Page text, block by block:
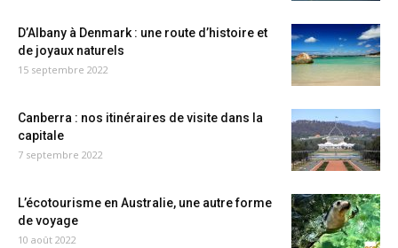
D’Albany à Denmark : une route d’histoire et
de joyaux naturels
15 septembre 2022
Canberra : nos itinéraires de visite dans la
capitale
7 septembre 2022
L’écotourisme en Australie, une autre forme
de voyage
10 août 2022